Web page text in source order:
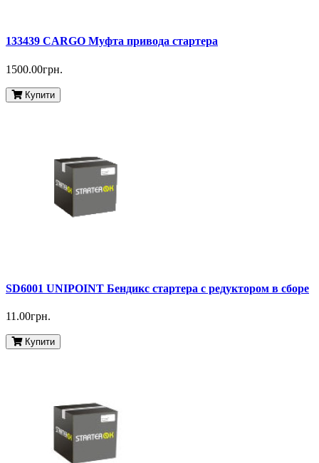
133439 CARGO Муфта привода стартера
1500.00грн.
Купити
SD6001 UNIPOINT Бендикс стартера с редуктором в сборе
11.00грн.
Купити